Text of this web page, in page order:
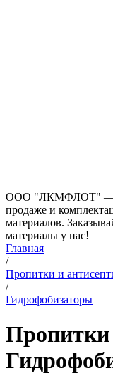
ООО "ЛКМФЛОТ" —
продаже и
материалов.
материалы у нас!
Главная
/
Пропитки и
/
Гидрофобизаторы
Пропитки